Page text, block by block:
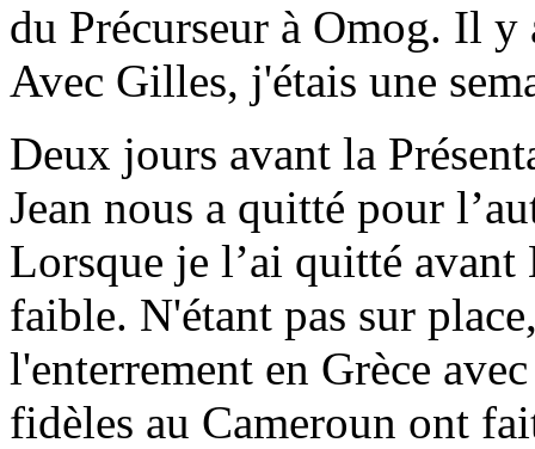
du Précurseur à Omog. Il y
Avec Gilles, j'étais une
Deux jours avant la
Jean nous a quitté pour
Lorsque je l’ai quitté
faible. N'étant pas sur
l'enterrement en Grèce
fidèles au Cameroun ont